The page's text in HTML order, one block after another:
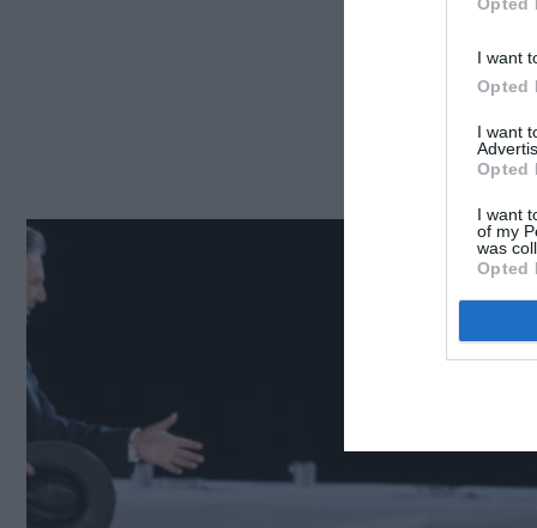
I want
Opted
I want
Opted
I want
of my
was
Opted